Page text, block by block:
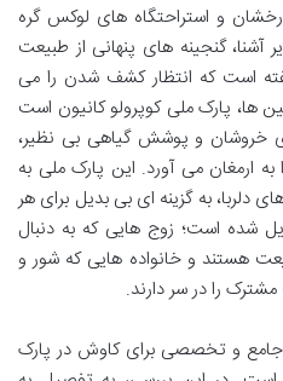
و استراحتگاه های لوکس گره
گنجینه های پنهانی از طبیعت
است که انتظار کشف شدن را می
ها، پارک ملی کوپرولو کانیون است
خروشان و پوشش گیاهی بی نظیر،
به ارمغان می آورد. این پارک ملی به
دلربا، به گزینه ای بی بدیل برای هر
شده است؛ زوج هایی که به دنبال
هستند و خانواده هایی که شور و
را در سر دارند.
جامع و تخصصی برای کاوش در پارک